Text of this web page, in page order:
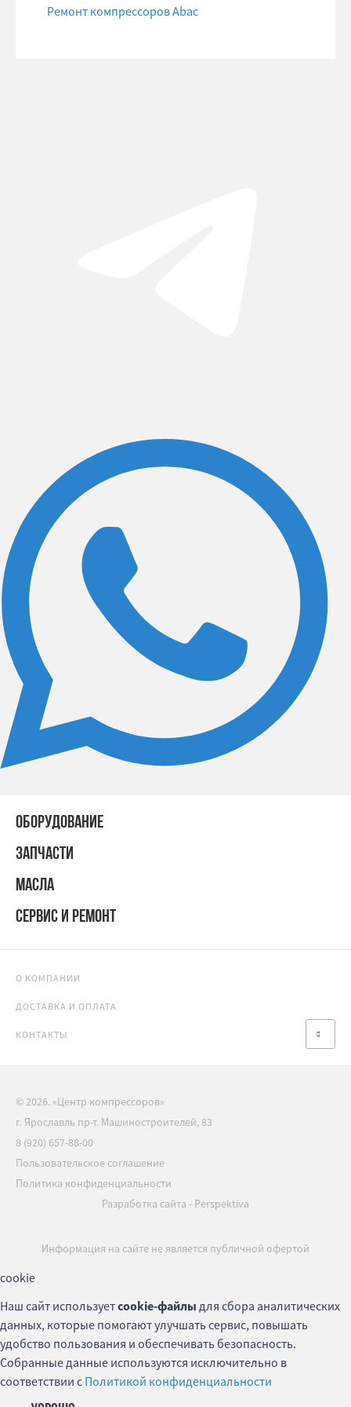
Ремонт компрессоров Abac
ОБОРУДОВАНИЕ
ЗАПЧАСТИ
МАСЛА
СЕРВИС И РЕМОНТ
О КОМПАНИИ
ДОСТАВКА И ОПЛАТА
КОНТАКТЫ
© 2026. «Центр компрессоров»
г. Ярославль пр-т. Машиностроителей, 83
8 (920) 657-88-00
Пользовательское соглашение
Политика конфиденциальности
Разработка сайта - Perspektiva
Информация на сайте не является публичной офертой
cookie
Наш сайт используетcookie-файлы для сбора аналитических
данных, которые помогают улучшать сервис, повышать
удобство пользования и обеспечивать безопасность.
Собранные данные используются исключительно в
соответствии с Политикой конфиденциальности